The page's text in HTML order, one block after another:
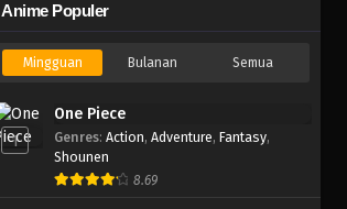
Anime Populer
Mingguan Bulanan Semua
1
One Piece
Genres: Action, Adventure, Fantasy,
Shounen
8.69